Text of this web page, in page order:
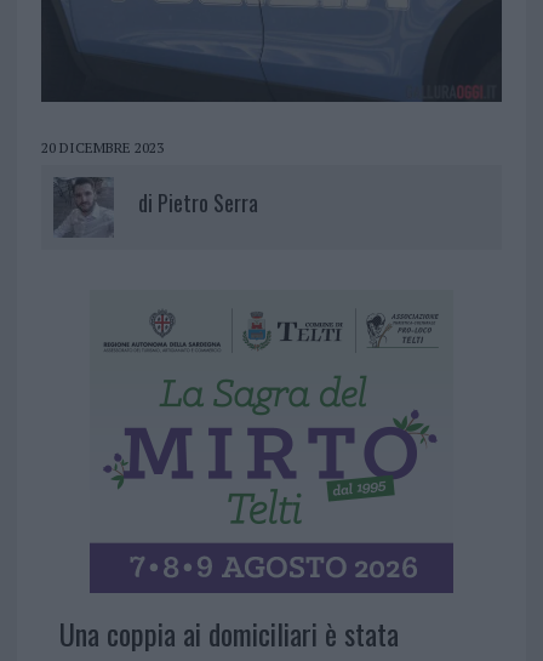
20 DICEMBRE 2023
di Pietro Serra
Una coppia ai domiciliari è stata